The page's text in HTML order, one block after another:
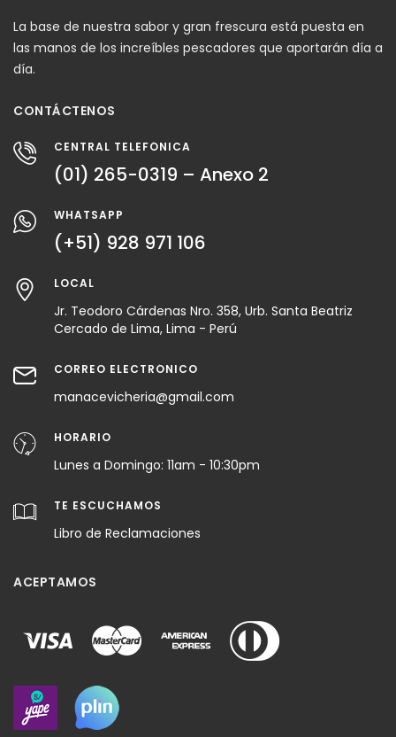
La base de nuestra sabor y gran frescura está puesta en
las manos de los increíbles pescadores que aportarán día a
día.
CONTÁCTENOS
CENTRAL TELEFÓNICA
(01) 265-0319 – Anexo 2
WHATSAPP
(+51) 928 971 106
LOCAL
Jr. Teodoro Cárdenas Nro. 358, Urb. Santa Beatriz
Cercado de Lima, Lima - Perú
CORREO ELECTRÓNICO
manacevicheria@gmail.com
HORARIO
Lunes a Domingo: 11am - 10:30pm
TE ESCUCHAMOS
Libro de Reclamaciones
ACEPTAMOS